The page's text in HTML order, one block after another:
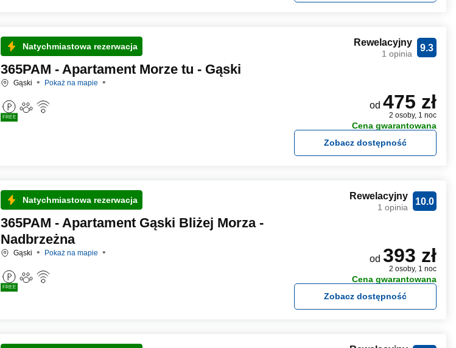
Natychmiastowa rezerwacja
365PAM - Apartament Morze tu - Gąski
Gąski Pokaż na mapie
FREE
9.3
Rewelacyjny
1 opinia
od 475 zł
2 osoby, 1 noc
Cena gwarantowana
Zobacz dostępność
Natychmiastowa rezerwacja
365PAM - Apartament Gąski Bliżej Morza -
Nadbrzeżna
Gąski Pokaż na mapie
FREE
10.0
Rewelacyjny
1 opinia
od 393 zł
2 osoby, 1 noc
Cena gwarantowana
Zobacz dostępność